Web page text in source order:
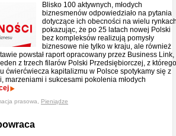
Blisko 100 aktywnych, młodych
biznesmenów odpowiedziało na pytania
dotyczące ich obecności na wielu
pokazując, że po 25 latach nowej Polski
bez kompleksów realizują pomysły
biznesowe nie tylko w kraju, ale również
powstał raport opracowany przez Business Link,
z trzech filarów Polski Przedsiębiorczej, z którego
ćwierćwiecza kapitalizmu w Polsce spotykamy się z
marzeniami i sukcesami pokolenia młodych
prasowa, Pieniądze